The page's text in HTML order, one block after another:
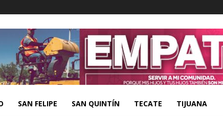
SAN FELIPE SAN QUINTÍN TECATE TIJUANA